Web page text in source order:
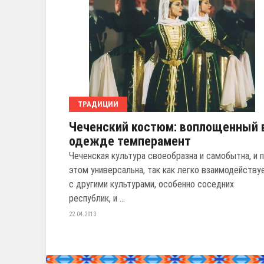
ТРАДИЦИИ
Чеченский костюм: воплощенный
одежде темперамент
Чеченская культура своеобразна и самобытна, и
этом универсальна, так как легко
с другими культурами, особенно соседних
республик, и ...
22.04.2013